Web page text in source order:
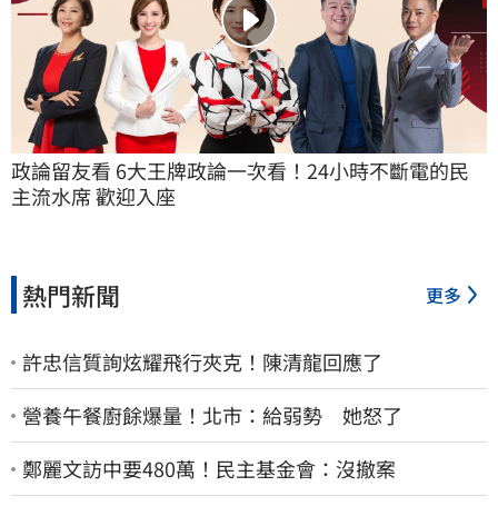
政論留友看 6大王牌政論一次看！24小時不斷電的民
主流水席 歡迎入座
熱門新聞 更多
許忠信質詢炫耀飛行夾克！陳清龍回應了
營養午餐廚餘爆量！北市：給弱勢 她怒了
鄭麗文訪中要480萬！民主基金會：沒撤案